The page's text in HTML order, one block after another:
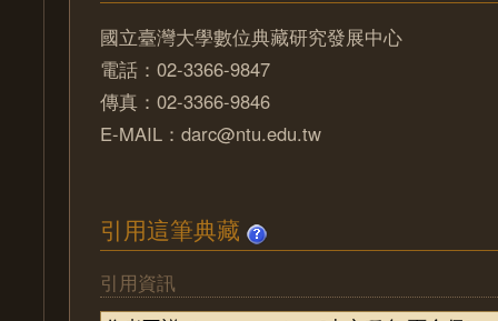
國立臺灣大學數位典藏研究發展中心
電話：02-3366-9847
傳真：02-3366-9846
E-MAIL：darc@ntu.edu.tw
引用這筆典藏
引用資訊